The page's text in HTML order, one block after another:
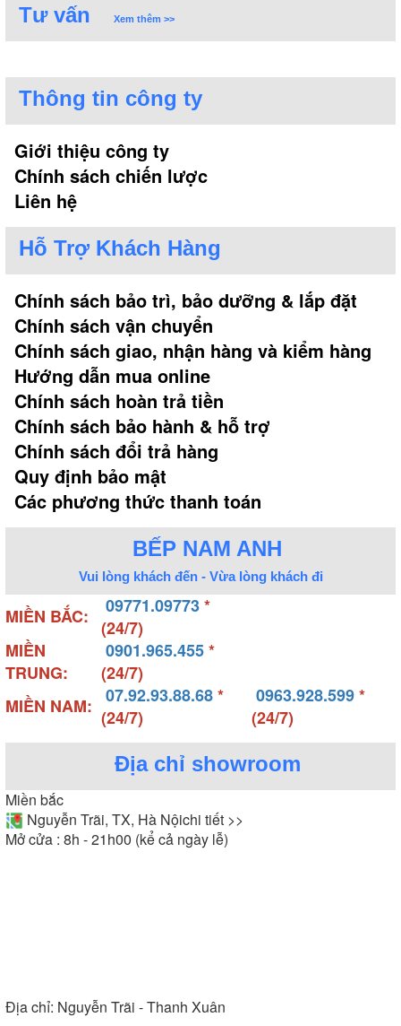
Tư vấn Xem thêm >>
Thông tin công ty
Giới thiệu công ty
Chính sách chiến lược
Liên hệ
Hỗ Trợ Khách Hàng
Chính sách bảo trì, bảo dưỡng & lắp đặt
Chính sách vận chuyển
Chính sách giao, nhận hàng và kiểm hàng
Hướng dẫn mua online
Chính sách hoàn trả tiền
Chính sách bảo hành & hỗ trợ
Chính sách đổi trả hàng
Quy định bảo mật
Các phương thức thanh toán
BẾP NAM ANH
Vui lòng khách đến - Vừa lòng khách đi
MIỀN BẮC: 09771.09773*
(24/7)
MIỀN
TRUNG:
0901.965.455*
(24/7)
MIỀN NAM:
07.92.93.88.68*
(24/7)
0963.928.599*
(24/7)
Địa chỉ showroom
Miền bắc
Nguyễn Trãi, TX, Hà Nộichi tiết >>
Mở cửa : 8h - 21h00 (kể cả ngày lễ)
Địa chỉ: Nguyễn Trãi - Thanh Xuân